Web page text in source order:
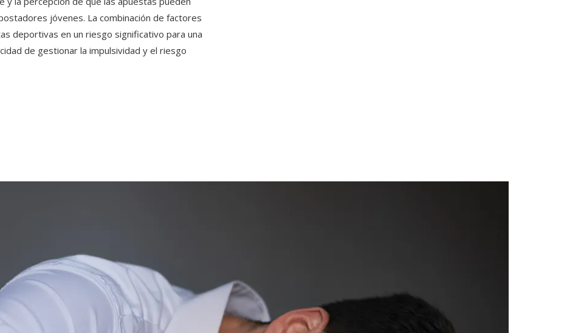
jóvenes. La combinación de factores
deportivas en un riesgo significativo para una
de gestionar la impulsividad y el riesgo